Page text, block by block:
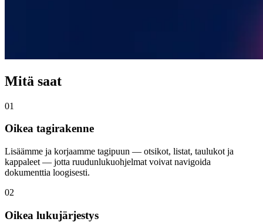
Mitä saat
01
Oikea tagirakenne
Lisäämme ja korjaamme tagipuun — otsikot, listat, taulukot ja
kappaleet — jotta ruudunlukuohjelmat voivat navigoida
dokumenttia loogisesti.
02
Oikea lukujärjestys